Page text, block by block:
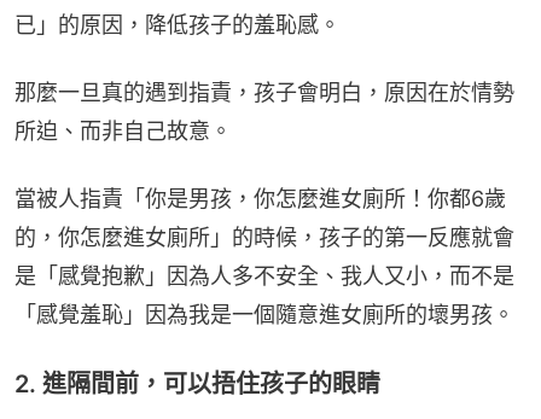
已」的原因，降低孩子的羞恥感。
那麼一旦真的遇到指責，孩子會明白，原因在於情勢
所迫、而非自己故意。
當被人指責「你是男孩，你怎麼進女廁所！你都6歲
的，你怎麼進女廁所」的時候，孩子的第一反應就會
是「感覺抱歉」因為人多不安全、我人又小，而不是
「感覺羞恥」因為我是一個隨意進女廁所的壞男孩。
2. 進隔間前，可以捂住孩子的眼睛